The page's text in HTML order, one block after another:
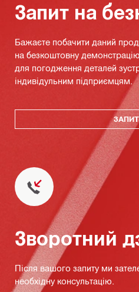
Запит на
Бажаєте побачити даний
на безкоштовну
для погодження деталей
індивідульним підприємцям.
Зворотний
Після вашого запиту ми
необхідну консультацію.